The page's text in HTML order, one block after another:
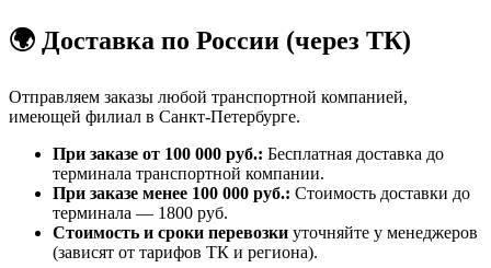
🌍 Доставка по России (через ТК)
Отправляем заказы любой транспортной компанией,
имеющей филиал в Санкт-Петербурге.
При заказе от 100 000 руб.: Бесплатная доставка до
терминала транспортной компании.
При заказе менее 100 000 руб.: Стоимость доставки до
терминала — 1800 руб.
Стоимость и сроки перевозки уточняйте у менеджеров
(зависят от тарифов ТК и региона).